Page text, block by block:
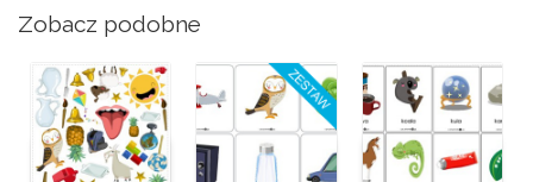
Zobacz podobne